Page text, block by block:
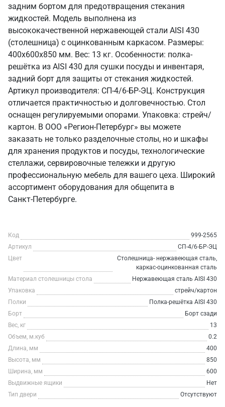
задним бортом для предотвращения стекания
жидкостей. Модель выполнена из
высококачественной нержавеющей стали AISI 430
(столешница) с оцинкованным каркасом. Размеры:
400x600x850 мм. Вес: 13 кг. Особенности: полка-
решётка из AISI 430 для сушки посуды и инвентаря,
задний борт для защиты от стекания жидкостей.
Артикул производителя: СП-4/6-БР-ЭЦ. Конструкция
отличается практичностью и долговечностью. Стол
оснащен регулируемыми опорами. Упаковка: стрейч/
картон. В ООО «Регион-Петербург» вы можете
заказать не только разделочные столы, но и шкафы
для хранения продуктов и посуды, технологические
стеллажи, сервировочные тележки и другую
профессиональную мебель для вашего цеха. Широкий
ассортимент оборудования для общепита в
Санкт‑Петербурге.
Код
999-2565
Артикул
СП-4/6-БР-ЭЦ
Цвет
Столешница- нержавеющая сталь,
каркас-оцинкованная сталь
Материал столешницы стола
Нержавеющая сталь AISI 430
Упаковка
стрейч/картон
Полки
Полка-решётка AISI 430
Борт
Борт сзади
Вес, кг
13
Объем, м.куб
0.2
Длина, мм
400
Высота, мм
850
Ширина, мм
600
Выдвижные ящики
Нет
Тип двери
Отсутствуют